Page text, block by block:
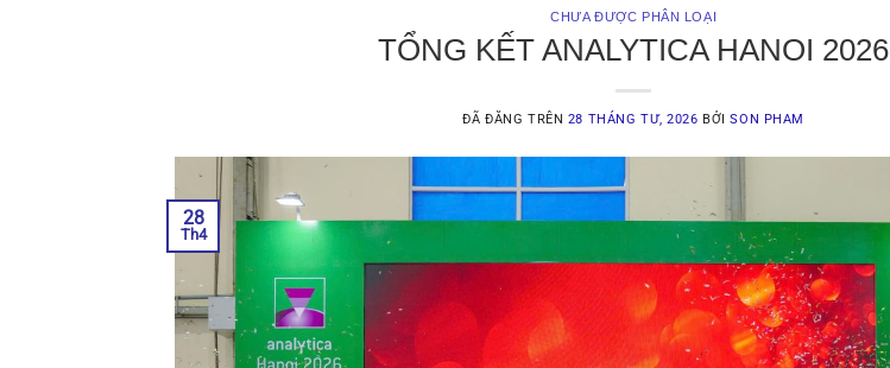
CHƯA ĐƯỢC PHÂN LOẠI
TỔNG KẾT ANALYTICA HANOI 2026
ĐÃ ĐĂNG TRÊN 28 THÁNG TƯ, 2026 BỞISON PHAM
28
Th4